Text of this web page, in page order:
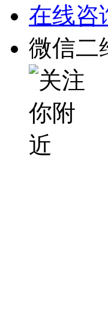
在线咨
微信二